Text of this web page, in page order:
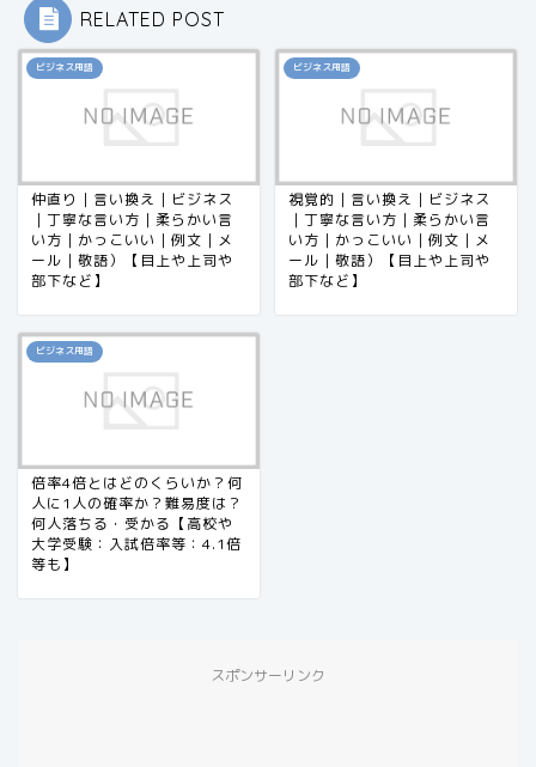
RELATED POST
ビジネス用語
仲直り｜言い換え｜ビジネス
｜丁寧な言い方｜柔らかい言
い方｜かっこいい｜例文｜メ
ール｜敬語）【目上や上司や
部下など】
ビジネス用語
視覚的｜言い換え｜ビジネス
｜丁寧な言い方｜柔らかい言
い方｜かっこいい｜例文｜メ
ール｜敬語）【目上や上司や
部下など】
ビジネス用語
倍率4倍とはどのくらいか？何
人に1人の確率か？難易度は？
何人落ちる・受かる【高校や
大学受験：入試倍率等：4.1倍
等も】
スポンサーリンク